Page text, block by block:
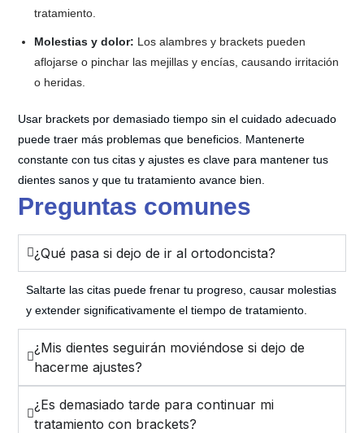
tratamiento.
Molestias y dolor: Los alambres y brackets pueden
aflojarse o pinchar las mejillas y encías, causando irritación
o heridas.
Usar brackets por demasiado tiempo sin el cuidado adecuado
puede traer más problemas que beneficios. Mantenerte
constante con tus citas y ajustes es clave para mantener tus
dientes sanos y que tu tratamiento avance bien.
Preguntas comunes
¿Qué pasa si dejo de ir al ortodoncista?
Saltarte las citas puede frenar tu progreso, causar molestias
y extender significativamente el tiempo de tratamiento.
¿Mis dientes seguirán moviéndose si dejo de
hacerme ajustes?
¿Es demasiado tarde para continuar mi
tratamiento con brackets?